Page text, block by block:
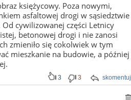
księżycowy. Poza nowymi,
asfaltowej drogi w sąsiedztwie
cywilizowanej części Letnicy
betonowej drogi i nie zanosi
zmieniło się cokolwiek w tym
mieszkanie na budowie, a później
skomentuj
3 3